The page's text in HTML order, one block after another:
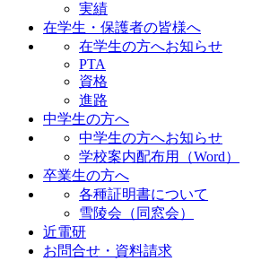
実績
在学生・保護者の皆様へ
在学生の方へお知らせ
PTA
資格
進路
中学生の方へ
中学生の方へお知らせ
学校案内配布用（Word）
卒業生の方へ
各種証明書について
雪陵会（同窓会）
近電研
お問合せ・資料請求